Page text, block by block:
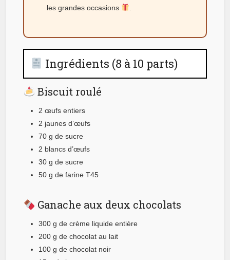
les grandes occasions
Ingrédients (8 à 10 parts)
Biscuit roulé
2 œufs entiers
2 jaunes d’œufs
70 g de sucre
2 blancs d’œufs
30 g de sucre
50 g de farine T45
Ganache aux deux chocolats
300 g de crème liquide entière
200 g de chocolat au lait
100 g de chocolat noir